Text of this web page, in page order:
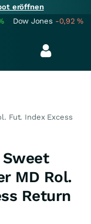
eröffnen
Dow Jones -0,92%
Fut. Index Excess
MD Rol.
Return